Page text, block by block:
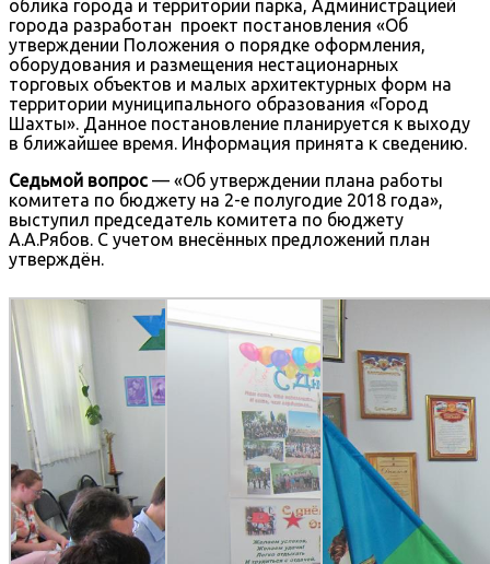
облика города и территории парка, Администрацией
города разработан проект постановления «Об
утверждении Положения о порядке оформления,
оборудования и размещения нестационарных
торговых объектов и малых архитектурных форм на
территории муниципального образования «Город
Шахты». Данное постановление планируется к выходу
в ближайшее время. Информация принята к сведению.
Седьмой вопрос — «Об утверждении плана работы
комитета по бюджету на 2-е полугодие 2018 года»,
выступил председатель комитета по бюджету
А.А.Рябов. С учетом внесённых предложений план
утверждён.